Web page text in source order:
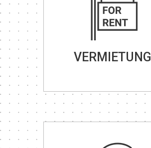
VERMIETUNG